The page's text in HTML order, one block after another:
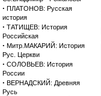
· ПЛАТОНОВ: Русская
история
· ТАТИЩЕВ: История
Российская
· Митр.МАКАРИЙ: История
Рус. Церкви
· СОЛОВЬЕВ: История
России
· ВЕРНАДСКИЙ: Древняя
Русь